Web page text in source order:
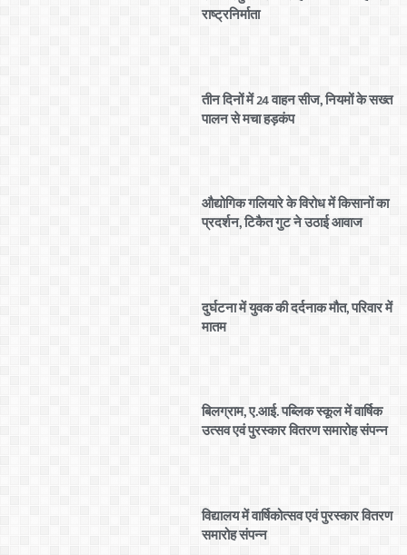
राष्ट्रनिर्माता
तीन दिनों में 24 वाहन सीज, नियमों के सख्त
पालन से मचा हड़कंप
औद्योगिक गलियारे के विरोध में किसानों का
प्रदर्शन, टिकैत गुट ने उठाई आवाज
दुर्घटना में युवक की दर्दनाक मौत, परिवार में
मातम
बिलग्राम, ए.आई. पब्लिक स्कूल में वार्षिक
उत्सव एवं पुरस्कार वितरण समारोह संपन्न
विद्यालय में वार्षिकोत्सव एवं पुरस्कार वितरण
समारोह संपन्न